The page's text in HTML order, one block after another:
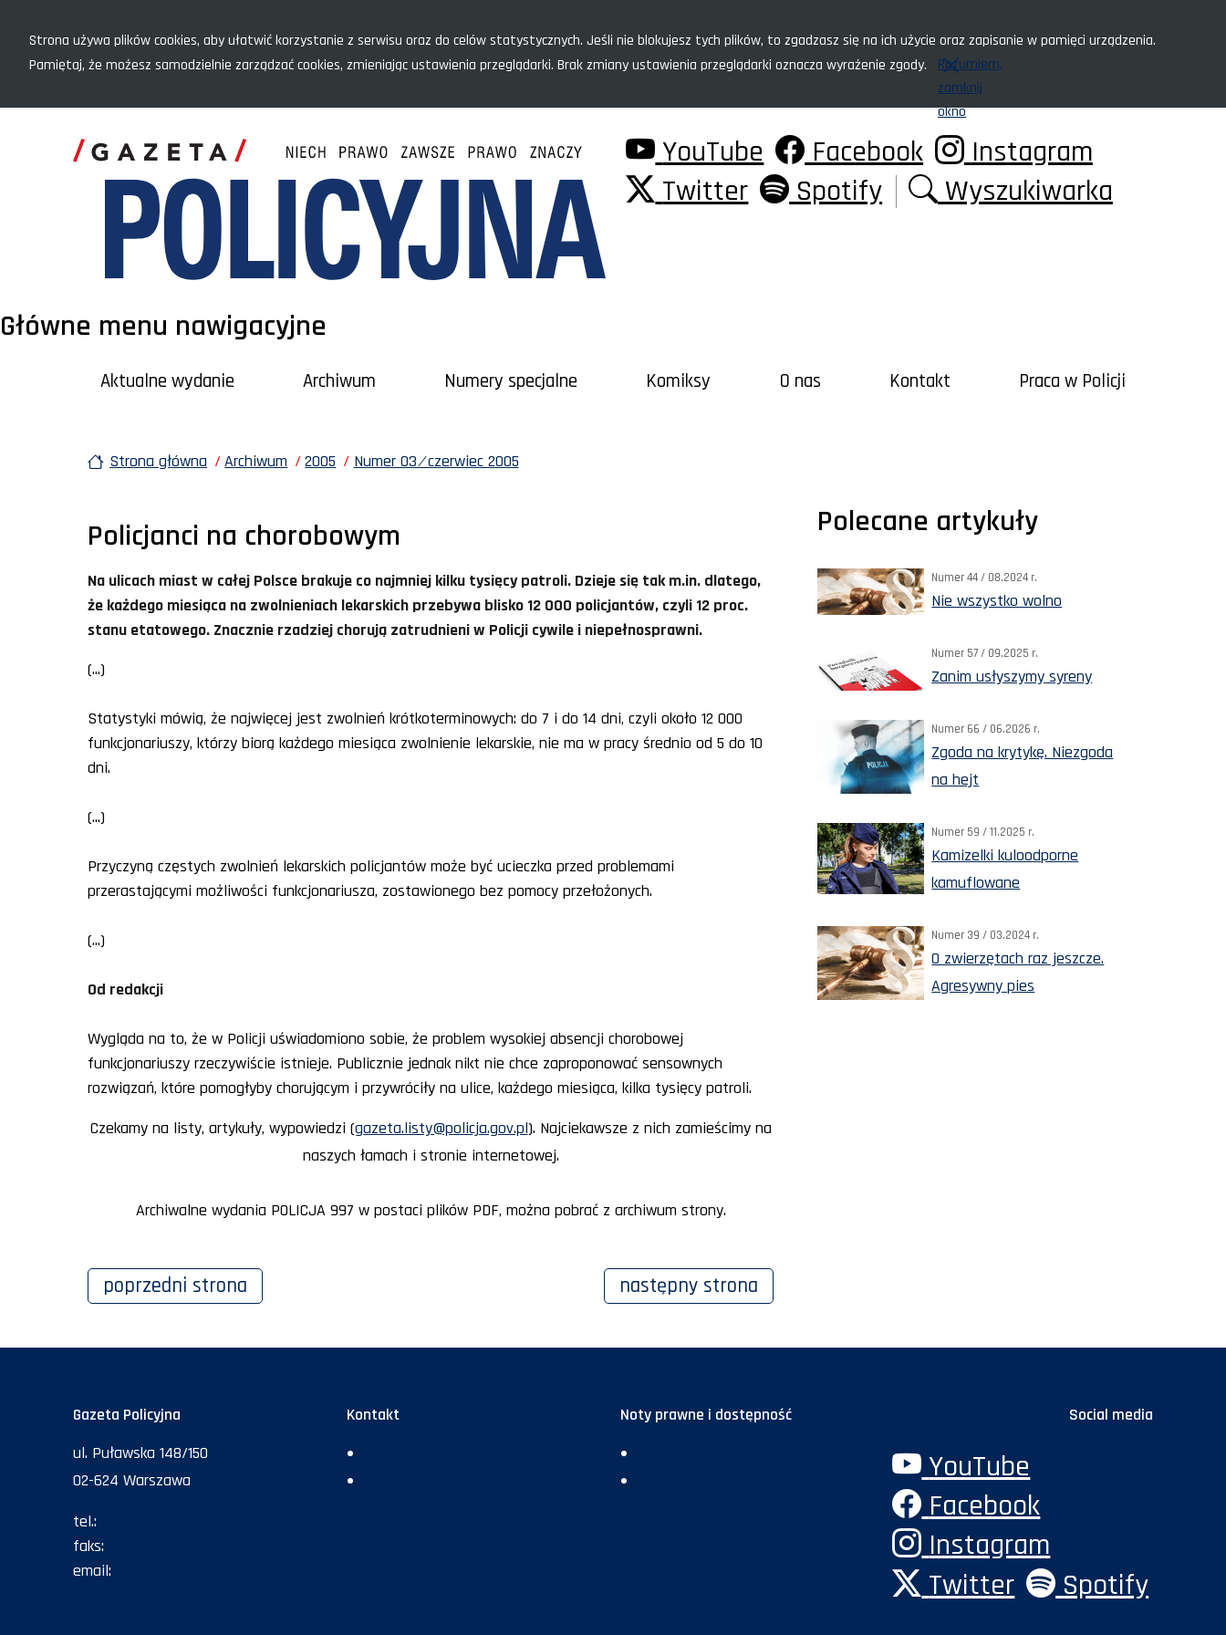
Strona używa plików cookies, aby ułatwić korzystanie z serwisu oraz do celów statystycznych. Jeśli nie blokujesz tych plików, to zgadzasz się na ich użycie oraz zapisanie w pamięci urządzenia.
Pamiętaj, że możesz samodzielnie zarządzać cookies, zmieniając ustawienia przeglądarki. Brak zmiany ustawienia przeglądarki oznacza wyrażenie zgody.
Rozumiem,
zamknij
okno
YouTube Facebook
Instagram
Twitter
Spotify Wyszukiwarka
Główne menu nawigacyjne
Aktualne wydanie Archiwum Numery specjalne Komiksy O nas Kontakt Praca w Policji
Strona główna Archiwum 2005 Numer 03 ⁄ czerwiec 2005
Policjanci na chorobowym
Na ulicach miast w całej Polsce brakuje co najmniej kilku tysięcy patroli. Dzieje się tak m.in. dlatego,
że każdego miesiąca na zwolnieniach lekarskich przebywa blisko 12 000 policjantów, czyli 12 proc.
stanu etatowego. Znacznie rzadziej chorują zatrudnieni w Policji cywile i niepełnosprawni.
(...)
Statystyki mówią, że najwięcej jest zwolnień krótkoterminowych: do 7 i do 14 dni, czyli około 12 000
funkcjonariuszy, którzy biorą każdego miesiąca zwolnienie lekarskie, nie ma w pracy średnio od 5 do 10
dni.
(...)
Przyczyną częstych zwolnień lekarskich policjantów może być ucieczka przed problemami
przerastającymi możliwości funkcjonariusza, zostawionego bez pomocy przełożonych.
(...)
Od redakcji
Wygląda na to, że w Policji uświadomiono sobie, że problem wysokiej absencji chorobowej
funkcjonariuszy rzeczywiście istnieje. Publicznie jednak nikt nie chce zaproponować sensownych
rozwiązań, które pomogłyby chorującym i przywróciły na ulice, każdego miesiąca, kilka tysięcy patroli.
Czekamy na listy, artykuły, wypowiedzi (gazeta.listy@policja.gov.pl). Najciekawsze z nich zamieścimy na
naszych łamach i stronie internetowej.
Archiwalne wydania POLICJA 997 w postaci plików PDF, można pobrać z archiwum strony.
poprzedni strona następny strona
Polecane artykuły
Numer 44 / 08.2024 r.
Nie wszystko wolno
Numer 57 / 09.2025 r.
Zanim usłyszymy syreny
Numer 66 / 06.2026 r.
Zgoda na krytykę. Niezgoda
na hejt
Numer 59 / 11.2025 r.
Kamizelki kuloodporne
kamuflowane
Numer 39 / 03.2024 r.
O zwierzętach raz jeszcze.
Agresywny pies
Gazeta Policyjna
ul. Puławska 148/150
02-624 Warszawa
tel.:
faks:
email:
Kontakt Noty prawne i dostępność Social media
YouTube
Facebook
Instagram
Twitter
Spotify